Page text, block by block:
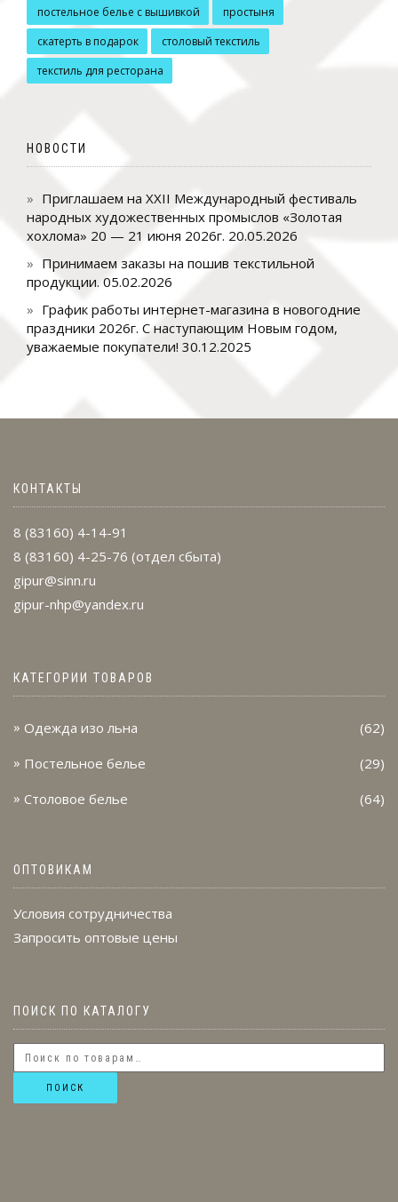
постельное белье с вышивкой
простыня
скатерть в подарок
столовый текстиль
текстиль для ресторана
НОВОСТИ
Приглашаем на XXII Международный фестиваль
народных художественных промыслов «Золотая
хохлома» 20 — 21 июня 2026г. 20.05.2026
Принимаем заказы на пошив текстильной
продукции. 05.02.2026
График работы интернет-магазина в новогодние
праздники 2026г. С наступающим Новым годом,
уважаемые покупатели! 30.12.2025
КОНТАКТЫ
8 (83160) 4-14-91
8 (83160) 4-25-76 (отдел сбыта)
gipur@sinn.ru
gipur-nhp@yandex.ru
КАТЕГОРИИ ТОВАРОВ
Одежда изо льна (62)
Постельное белье (29)
Столовое белье (64)
ОПТОВИКАМ
Условия сотрудничества
Запросить оптовые цены
ПОИСК ПО КАТАЛОГУ
ПОИСК